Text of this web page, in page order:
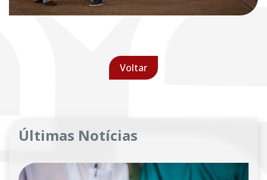
Voltar
Últimas Notícias